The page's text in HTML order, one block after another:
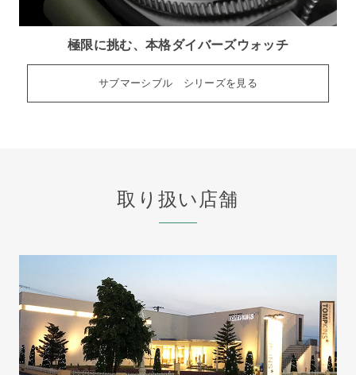
極限に挑む、本格ダイバーズウォッチ
サブマーシブル シリーズを見る
取り扱い店舗